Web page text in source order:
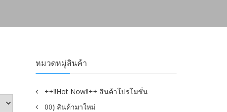
หมวดหมู่สินค้า
++!!Hot Now!!++ สินค้าโปรโมชั่น
00) สินค้ามาใหม่